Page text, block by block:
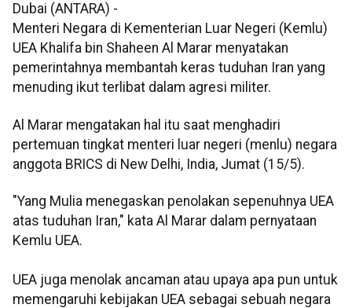
Dubai (ANTARA) -
Menteri Negara di Kementerian Luar Negeri (Kemlu)
UEA Khalifa bin Shaheen Al Marar menyatakan
pemerintahnya membantah keras tuduhan Iran yang
menuding ikut terlibat dalam agresi militer.
Al Marar mengatakan hal itu saat menghadiri
pertemuan tingkat menteri luar negeri (menlu) negara
anggota BRICS di New Delhi, India, Jumat (15/5).
"Yang Mulia menegaskan penolakan sepenuhnya UEA
atas tuduhan Iran," kata Al Marar dalam pernyataan
Kemlu UEA.
UEA juga menolak ancaman atau upaya apa pun untuk
memengaruhi kebijakan UEA sebagai sebuah negara